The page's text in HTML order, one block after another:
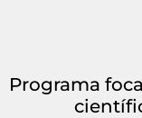
Programa